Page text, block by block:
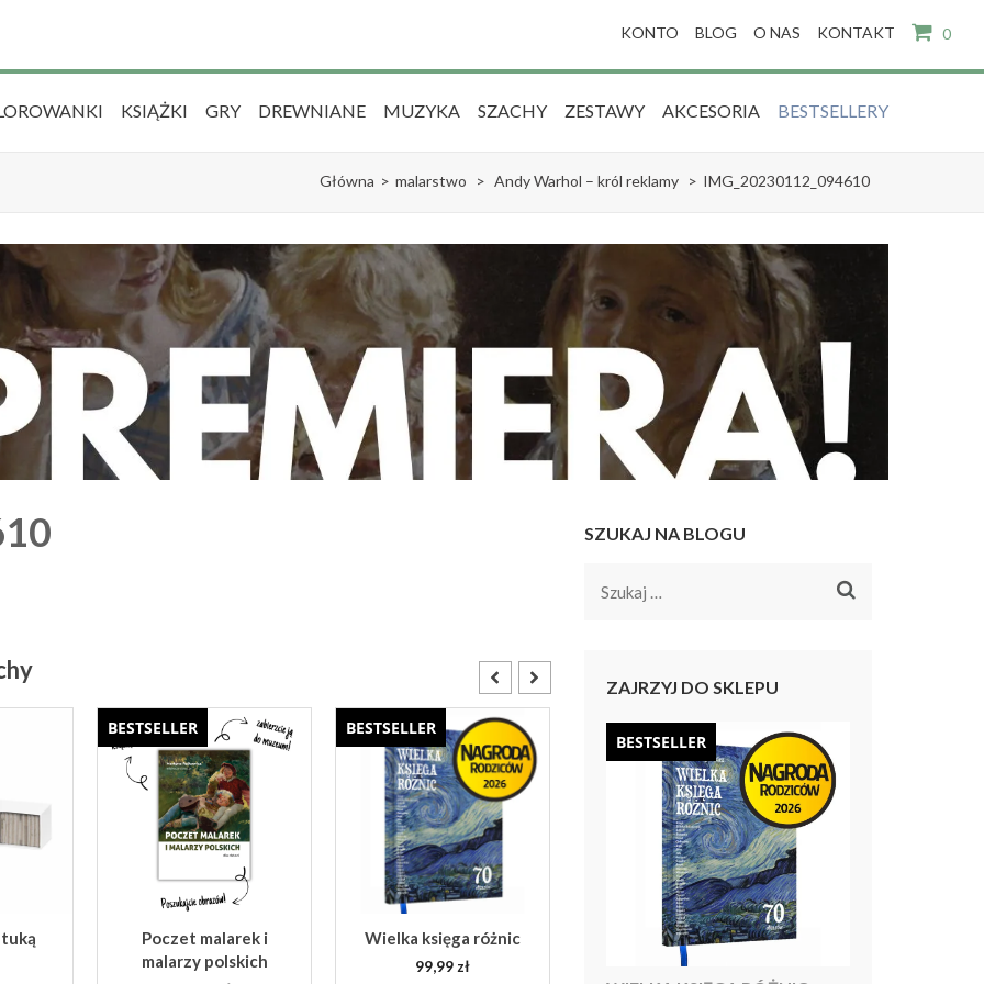
KONTO BLOG O NAS KONTAKT 0
KSIĄŻKI GRY DREWNIANE MUZYKA SZACHY ZESTAWY AKCESORIA BESTSELLERY
Główna > malarstwo > Andy Warhol – król reklamy > IMG_20230112_094610
BESTSELLER
Poczet malarek i
malarzy polskich
BESTSELLER
Wielka księga różnic
99,99 zł
Licz z malarzami –
kartonowa książeczka
SZUKAJ NA BLOGU
Szukaj:
ZAJRZYJ DO SKLEPU
BESTSELLER